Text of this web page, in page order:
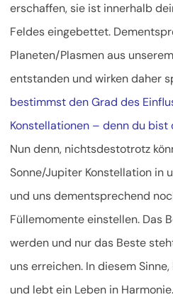
erschaffen, sie ist innerhalb
Feldes eingebettet.
Planeten/Plasmen aus
entstanden und wirken daher
bestimmst den Grad des
Konstellationen – denn du bist
Nun denn, nichtsdestotrotz
Sonne/Jupiter Konstellation in
und uns dementsprechend
Füllemomente einstellen. Das
werden und nur das Beste
uns erreichen. In diesem
und lebt ein Leben in